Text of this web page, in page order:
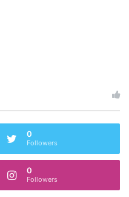
0
Followers
0
Followers